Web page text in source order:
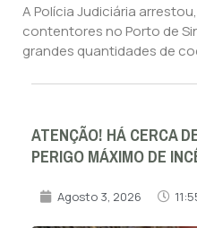
A Polícia Judiciária
contentores no Porto de
grandes quantidades de
ATENÇÃO! HÁ CERCA
PERIGO MÁXIMO DE
Agosto 3, 2026